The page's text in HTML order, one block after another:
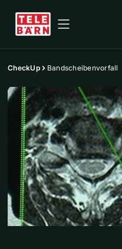
CheckUp Bandscheibenvorfall